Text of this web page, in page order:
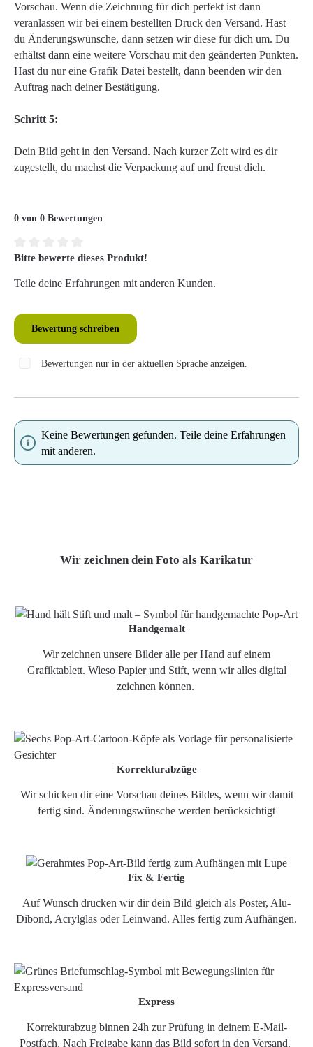
Vorschau. Wenn die Zeichnung für dich perfekt ist dann
veranlassen wir bei einem bestellten Druck den Versand. Hast
du Änderungswünsche, dann setzen wir diese für dich um. Du
erhältst dann eine weitere Vorschau mit den geänderten Punkten.
Hast du nur eine Grafik Datei bestellt, dann beenden wir den
Auftrag nach deiner Bestätigung.
Schritt 5:
Dein Bild geht in den Versand. Nach kurzer Zeit wird es dir
zugestellt, du machst die Verpackung auf und freust dich.
0 von 0 Bewertungen
Durchschnittliche Bewertung von 0 von 5 Sternen
Bitte bewerte dieses Produkt!
Teile deine Erfahrungen mit anderen Kunden.
Bewertung schreiben
Bewertungen nur in der aktuellen Sprache anzeigen.
Keine Bewertungen gefunden. Teile deine Erfahrungen
mit anderen.
Wir zeichnen dein Foto als Karikatur
Handgemalt
Wir zeichnen unsere Bilder alle per Hand auf einem
Grafiktablett. Wieso Papier und Stift, wenn wir alles digital
zeichnen können.
Korrekturabzüge
Wir schicken dir eine Vorschau deines Bildes, wenn wir damit
fertig sind. Änderungswünsche werden berücksichtigt
Fix & Fertig
Auf Wunsch drucken wir dir dein Bild gleich als Poster, Alu-
Dibond, Acrylglas oder Leinwand. Alles fertig zum Aufhängen.
Express
Korrekturabzug binnen 24h zur Prüfung in deinem E-Mail-
Postfach. Nach Freigabe kann das Bild sofort in den Versand.